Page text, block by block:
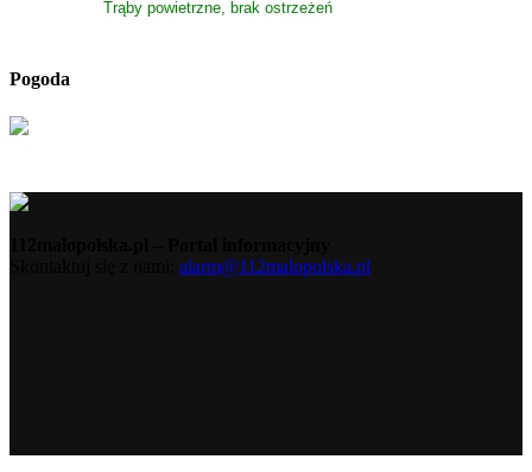
Trąby powietrzne, brak ostrzeżeń
Pogoda
alarm@112malopolska.pl